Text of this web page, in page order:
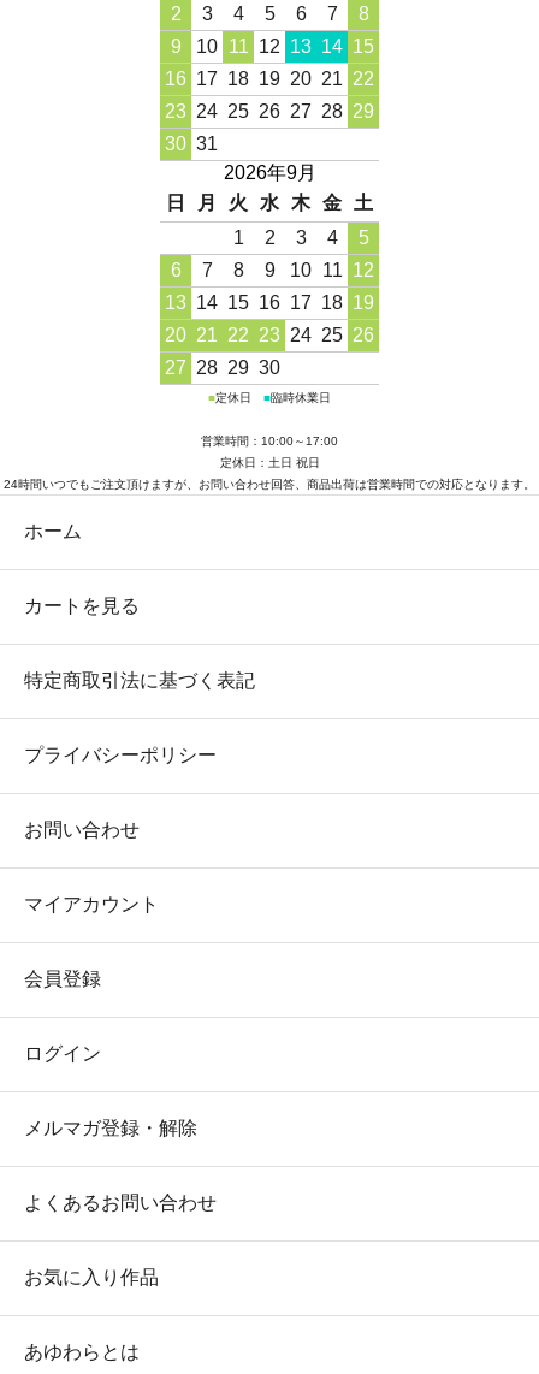
2
3 4 5 6 7
8
9
10 11 12 13 14 15
16 17 18 19 20 21 22
23 24 25 26 27 28 29
30 31
2026年9月
日
月 火 水 木 金
土
1
2 3 4
5
6
7 8 9 10 11 12
13 14 15 16 17 18 19
20 21 22 23 24 25 26
27 28 29 30
■定休日 ■臨時休業日
営業時間：10:00～17:00
定休日：土日 祝日
24時間いつでもご注文頂けますが、お問い合わせ回答、商品出荷は営業時間での対応となります。
ホーム
カートを見る
特定商取引法に基づく表記
プライバシーポリシー
お問い合わせ
マイアカウント
会員登録
ログイン
メルマガ登録・解除
よくあるお問い合わせ
お気に入り作品
あゆわらとは